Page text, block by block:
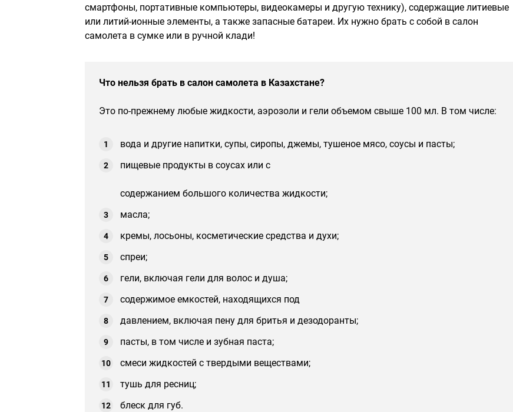
смартфоны, портативные компьютеры, видеокамеры и другую технику), содержащие литиевые
или литий-ионные элементы, а также запасные батареи. Их нужно брать с собой в салон
самолета в сумке или в ручной клади!
Что нельзя брать в салон самолета в Казахстане?
Это по-прежнему любые жидкости, аэрозоли и гели объемом свыше 100 мл. В том числе:
вода и другие напитки, супы, сиропы, джемы, тушеное мясо, соусы и пасты;
пищевые продукты в соусах или с
содержанием большого количества жидкости;
масла;
кремы, лосьоны, косметические средства и духи;
спреи;
гели, включая гели для волос и душа;
содержимое емкостей, находящихся под
давлением, включая пену для бритья и дезодоранты;
пасты, в том числе и зубная паста;
смеси жидкостей с твердыми веществами;
тушь для ресниц;
блеск для губ.